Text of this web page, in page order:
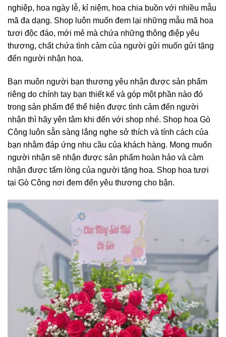
nghiệp, hoa ngày lễ, kỉ niệm, hoa chia buồn với nhiều mẫu
mã đa dạng. Shop luôn muốn đem lại những mẫu mã hoa
tươi độc đáo, mới mẻ mà chứa những thông điệp yêu
thương, chất chứa tình cảm của người gửi muốn gửi tặng
đến người nhận hoa.
Bạn muôn người bạn thương yêu nhận được sản phẩm
riêng do chính tay bạn thiết kế và góp một phần nào đó
trong sản phẩm để thể hiện được tình cảm đến người
nhận thì hãy yên tâm khi đến với shop nhé. Shop hoa Gò
Công luôn sẵn sàng lắng nghe sở thích và tính cách của
bạn nhằm đáp ứng nhu cầu của khách hàng. Mong muốn
người nhận sẽ nhận được sản phẩm hoàn hảo và cảm
nhận được tấm lòng của người tặng hoa. Shop hoa tươi
tại Gò Công nơi đem đến yêu thương cho bận.